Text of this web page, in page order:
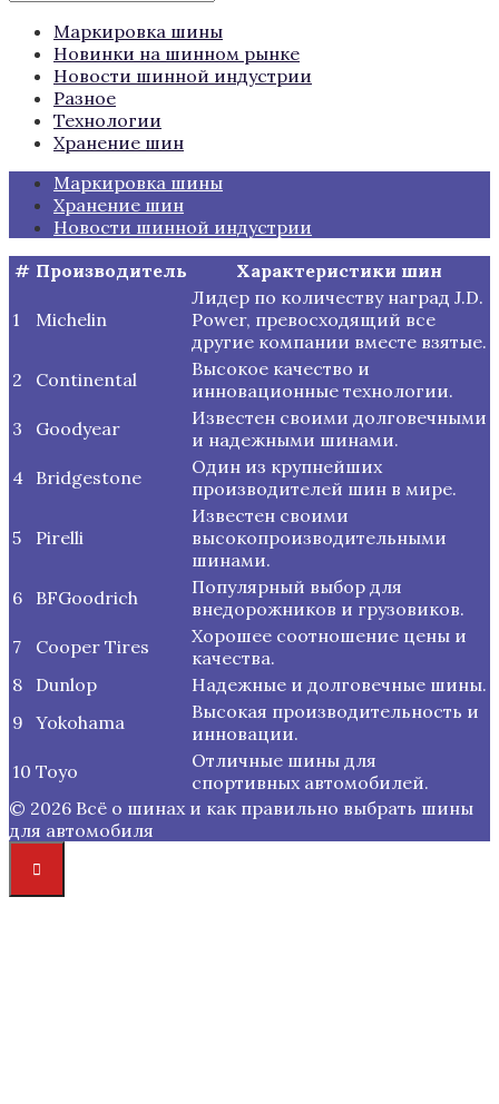
Маркировка шины
Новинки на шинном рынке
Новости шинной индустрии
Разное
Технологии
Хранение шин
Маркировка шины
Хранение шин
Новости шинной индустрии
# Производитель Характеристики шин
1 Michelin
Лидер по количеству наград J.D.
Power, превосходящий все
другие компании вместе взятые.
2
Continental
Высокое качество и
инновационные технологии.
3
Goodyear
Известен своими долговечными
и надежными шинами.
4 Bridgestone
Один из крупнейших
производителей шин в мире.
5 Pirelli
Известен своими
высокопроизводительными
шинами.
6
BFGoodrich
Популярный выбор для
внедорожников и грузовиков.
7
Cooper Tires
Хорошее соотношение цены и
качества.
8
Dunlop
Надежные и долговечные шины.
9 Yokohama
Высокая производительность и
инновации.
10 Toyo
Отличные шины для
спортивных автомобилей.
© 2026 Всё о шинах и как правильно выбрать шины
для автомобиля